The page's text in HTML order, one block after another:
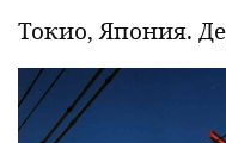
Токио, Япония.